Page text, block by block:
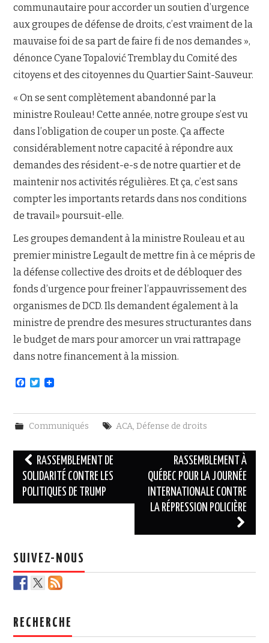
communautaire pour accorder un soutien d’urgence
aux groupes de défense de droits, c’est vraiment de la
mauvaise foi de sa part de faire fi de nos demandes »,
dénonce Cyane Topalović Tremblay du Comité des
citoyens et des citoyennes du Quartier Saint-Sauveur.
« On se sent complètement abandonné par la
ministre Rouleau! Cette année, notre groupe s’est vu
dans l’obligation de couper un poste. Ça affecte
considérablement notre capacité à répondre aux
demandes des résident-e-s de notre quartier et de
maintenir nos activités régulières. Et ça, c’est sans
compter les importants retards dans nos conditions
de travail» poursuit-elle.
Les groupes demandent à la ministre Rouleau et au
premier ministre Legault de mettre fin à ce mépris de
la défense collective des droits et de débloquer des
fonds d’urgence pour freiner l’appauvrissement des
organismes de DCD. Ils demandent également à la
ministre de prendre des mesures structurantes dans
le budget de mars pour amorcer un vrai rattrapage
dans notre financement à la mission.
F
e
b
o
k
T
t
e
Communiqués ACA, Défense de droits
Navigation
des
articles
RASSEMBLEMENT DE
SOLIDARITÉ CONTRE LES
POLITIQUES DE TRUMP
RASSEMBLEMENT À
QUÉBEC POUR LA JOURNÉE
INTERNATIONALE CONTRE
LA RÉPRESSION POLICIÈRE
SUIVEZ-NOUS
RECHERCHE